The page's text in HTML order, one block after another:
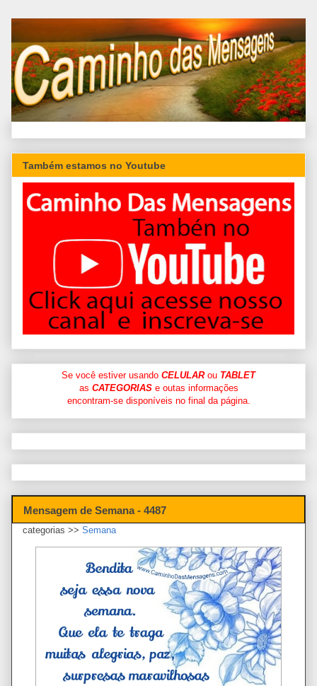
Também estamos no Youtube
Se você estiver usando CELULARou TABLET
as CATEGORIASe outas informações
encontram-se disponíveis no final da página.
Mensagem de Semana - 4487
categorias >> Semana